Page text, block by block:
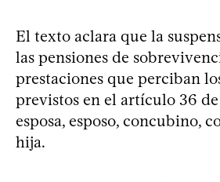
El texto aclara que la
las pensiones de
prestaciones que perciban
previstos en el artículo 36 de
esposa, esposo, concubino,
hija.